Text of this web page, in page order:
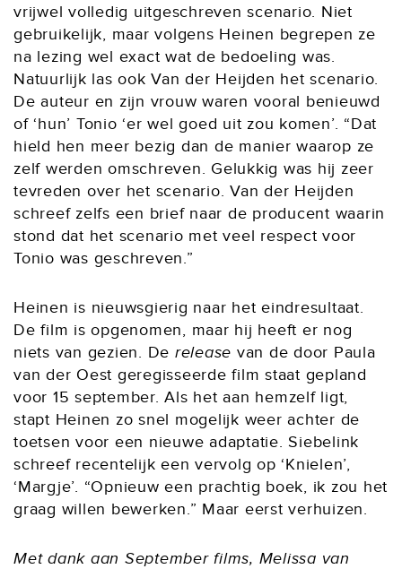
vrijwel volledig uitgeschreven scenario. Niet
gebruikelijk, maar volgens Heinen begrepen ze
na lezing wel exact wat de bedoeling was.
Natuurlijk las ook Van der Heijden het scenario.
De auteur en zijn vrouw waren vooral benieuwd
of ‘hun’ Tonio ‘er wel goed uit zou komen’. “Dat
hield hen meer bezig dan de manier waarop ze
zelf werden omschreven. Gelukkig was hij zeer
tevreden over het scenario. Van der Heijden
schreef zelfs een brief naar de producent waarin
stond dat het scenario met veel respect voor
Tonio was geschreven.”
Heinen is nieuwsgierig naar het eindresultaat.
De film is opgenomen, maar hij heeft er nog
niets van gezien. De release van de door Paula
van der Oest geregisseerde film staat gepland
voor 15 september. Als het aan hemzelf ligt,
stapt Heinen zo snel mogelijk weer achter de
toetsen voor een nieuwe adaptatie. Siebelink
schreef recentelijk een vervolg op ‘Knielen’,
‘Margje’. “Opnieuw een prachtig boek, ik zou het
graag willen bewerken.” Maar eerst verhuizen.
Met dank aan September films, Melissa van